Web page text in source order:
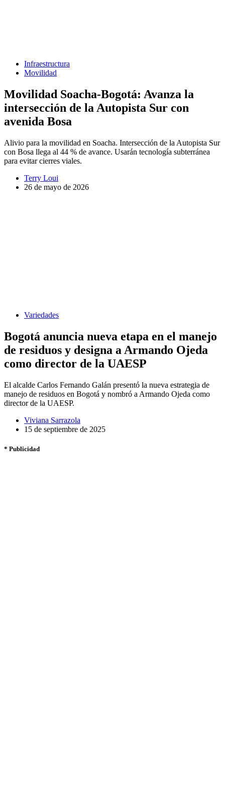
Infraestructura
Movilidad
Movilidad Soacha-Bogotá: Avanza la
intersección de la Autopista Sur con
avenida Bosa
Alivio para la movilidad en Soacha. Intersección de la Autopista Sur
con Bosa llega al 44 % de avance. Usarán tecnología subterránea
para evitar cierres viales.
Terry Loui
26 de mayo de 2026
Variedades
Bogotá anuncia nueva etapa en el manejo
de residuos y designa a Armando Ojeda
como director de la UAESP
El alcalde Carlos Fernando Galán presentó la nueva estrategia de
manejo de residuos en Bogotá y nombró a Armando Ojeda como
director de la UAESP.
Viviana Sarrazola
15 de septiembre de 2025
* Publicidad